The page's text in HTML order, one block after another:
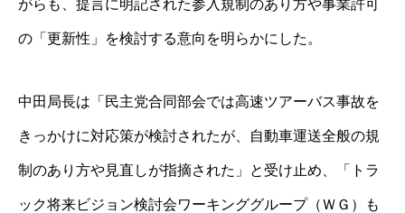
がらも、提言に明記された参入規制のあり方や事業許可
の「更新性」を検討する意向を明らかにした。
中田局長は「民主党合同部会では高速ツアーバス事故を
きっかけに対応策が検討されたが、自動車運送全般の規
制のあり方や見直しが指摘された」と受け止め、「トラ
ック将来ビジョン検討会ワーキンググループ（ＷＧ）も